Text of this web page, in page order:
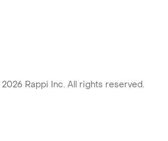
2026 Rappi Inc. All rights reserved.